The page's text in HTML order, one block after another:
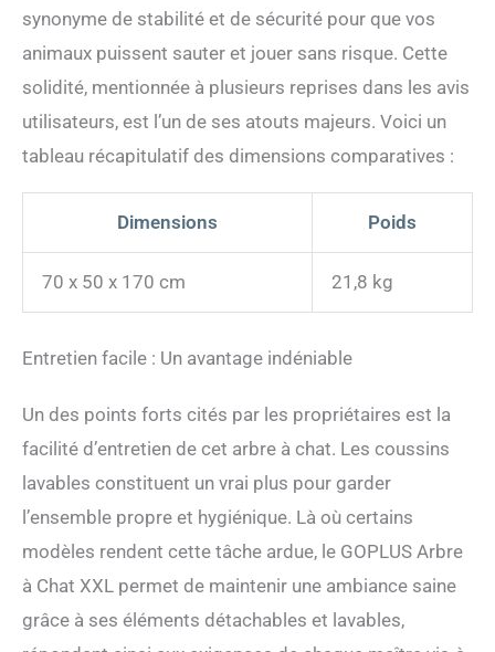
Les bords arrondis
sécurisent
considérablement
l'utilisation. La base large et
stable est fiable. Les 6
tampons antidérapants
empêchent les oscillations
et protègent le sol des
rayures.
synonyme de stabilité et de sécurité pour que vos
animaux puissent sauter et jouer sans risque. Cette
solidité, mentionnée à plusieurs reprises dans les avis
utilisateurs, est l’un de ses atouts majeurs. Voici un
tableau récapitulatif des dimensions comparatives :
Dimensions Poids
70 x 50 x 170 cm 21,8 kg
Entretien facile : Un avantage indéniable
Un des points forts cités par les propriétaires est la
facilité d’entretien de cet arbre à chat. Les coussins
lavables constituent un vrai plus pour garder
l’ensemble propre et hygiénique. Là où certains
modèles rendent cette tâche ardue, le GOPLUS Arbre
à Chat XXL permet de maintenir une ambiance saine
grâce à ses éléments détachables et lavables,